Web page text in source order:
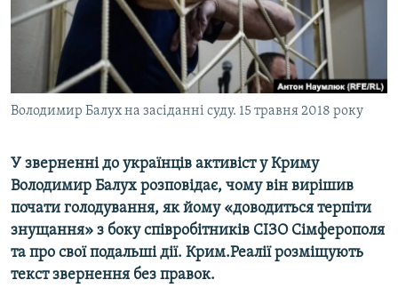
ВІДЕОУРОКИ «ELIFBE»
СВІДЧЕННЯ ОКУПАЦІЇ
УКРАЇНСЬКА ПРОБЛЕМА КРИМУ
ІНФОГРАФІКА
Русский
Qırımtatar
ДОЛУЧАЙСЯ!
Усі сайти RFE/RL
Володимир Балух на засіданні суду. 15 травня 2018 року
У зверненні до українців активіст у Криму
Володимир Балух розповідає, чому він вирішив
почати голодування, як йому «доводиться терпіти
знущання» з боку співробітників СІЗО Сімферополя
та про свої подальші дії. Крим.Реалії розміщують
текст звернення без правок.